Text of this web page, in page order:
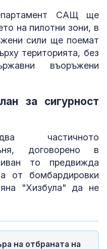
САЩ ще
на пилотни зони, в
сили ще поемат
територията, без
въоръжени
за сигурност
частичното
договорено в
то предвижда
от бомбардировки
"Хизбула" да не
на отбраната на